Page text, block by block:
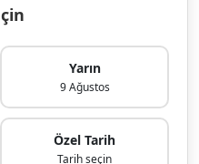
Yarın
9 Ağustos
Özel Tarih
Tarih seçin